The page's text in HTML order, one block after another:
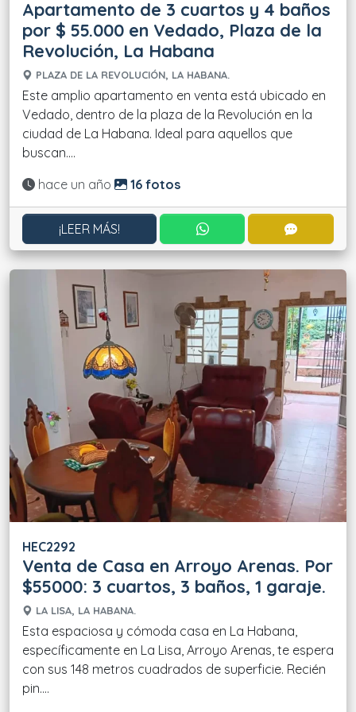
Apartamento de 3 cuartos y 4 baños
por $ 55.000 en Vedado, Plaza de la
Revolución, La Habana
PLAZA DE LA REVOLUCIÓN, LA HABANA.
Este amplio apartamento en venta está ubicado en
Vedado, dentro de la plaza de la Revolución en la
ciudad de La Habana. Ideal para aquellos que
buscan....
Actualizado:
hace un año 16 fotos
¡LEER MÁS! CONTACTAR POR
HEC2292
Venta de Casa en Arroyo Arenas. Por
$55000: 3 cuartos, 3 baños, 1 garaje.
LA LISA, LA HABANA.
Esta espaciosa y cómoda casa en La Habana,
específicamente en La Lisa, Arroyo Arenas, te espera
con sus 148 metros cuadrados de superficie. Recién
pin....